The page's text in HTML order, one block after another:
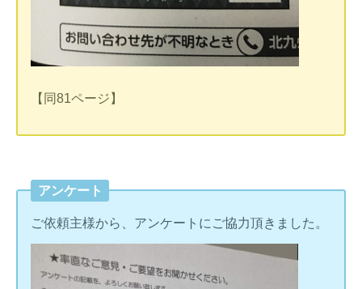
【同81ページ】
アンケート
ご依頼主様から、アンケートにご協力頂きました。